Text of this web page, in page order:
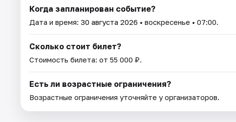
Когда запланирован событие?
Дата и время: 30 августа 2026 • воскресенье • 07:00.
Сколько стоит билет?
Стоимость билета: от 55 000 ₽.
Есть ли возрастные ограничения?
Возрастные ограничения уточняйте у организаторов.